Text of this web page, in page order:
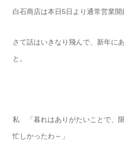
白石商店は本日5日より通常営業開
さて話はいきなり飛んで、新年に
と。
私 「暮れはありがたいことで、
忙しかったわ～」